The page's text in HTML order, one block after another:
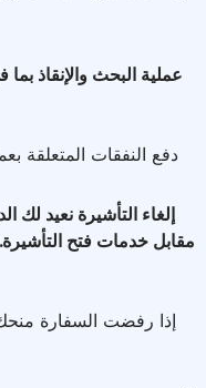
عملية البحث والإنقاذ بما
دفع النفقات المتعلقة
إلغاء التأشيرة نعيد لك
مقابل خدمات فتح
إذا رفضت السفارة